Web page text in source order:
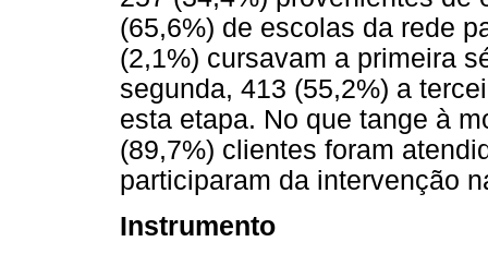
(65,6%) de escolas da rede
(2,1%) cursavam a primeira
segunda, 413 (55,2%) a
esta etapa. No que tange à
(89,7%) clientes foram
participaram da intervenção
Instrumento